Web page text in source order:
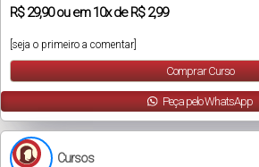
R$29,90ou em10xde R$ 2,99
[seja o primeiro a comentar]
Comprar Curso
Peça pelo WhatsApp
Cursos